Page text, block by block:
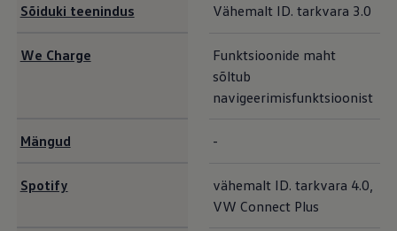
Sõiduki teenindus Vähemalt ID. tarkvara 3.0
We Charge
Funktsioonide maht
sõltub
navigeerimisfunktsioonist
Mängud -
Spotify
vähemalt ID. tarkvara 4.0,
VW Connect Plus